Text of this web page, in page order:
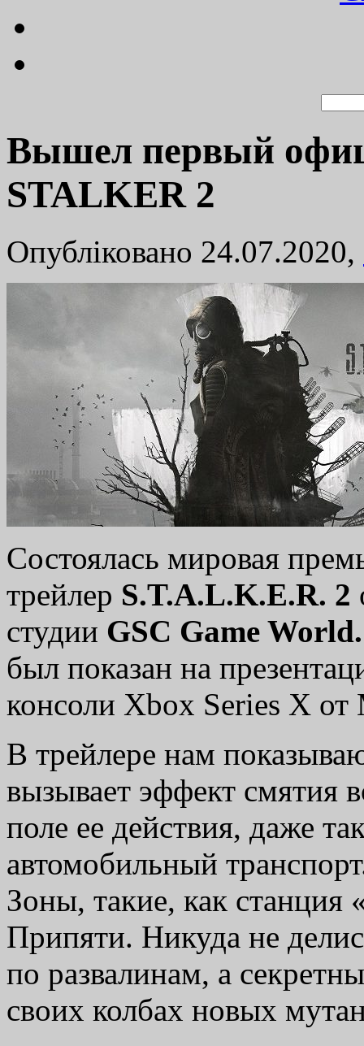
Вышел первый
STALKER 2
Опубліковано 24.07.2020,
Состоялась мировая
трейлер S.T.A.L.K.E.R. 2
студии GSC Game World.
был показан на
консоли Xbox Series X
В трейлере нам
вызывает эффект смятия
поле ее действия, даже
автомобильный
Зоны, такие, как станция
Припяти. Никуда не
по развалинам, а
своих колбах новых